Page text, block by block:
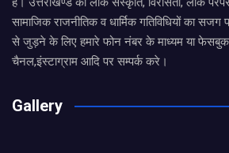
सामाजिक राजनीतिक व धार्मिक गतिविधियों का सजग
से जुड़ने के लिए हमारे फोन नंबर के माध्यम या
चैनल,इंस्टाग्राम आदि पर सम्पर्क करे।
Gallery